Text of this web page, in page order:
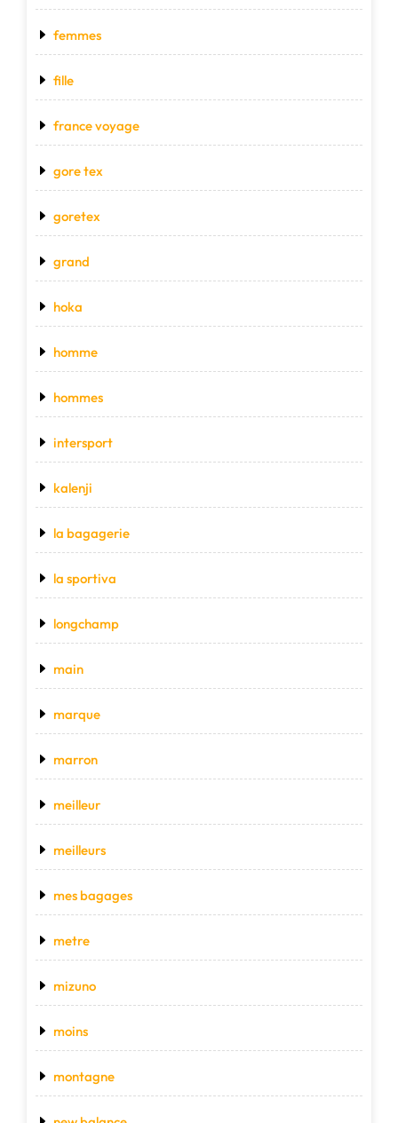
femmes
fille
france voyage
gore tex
goretex
grand
hoka
homme
hommes
intersport
kalenji
la bagagerie
la sportiva
longchamp
main
marque
marron
meilleur
meilleurs
mes bagages
metre
mizuno
moins
montagne